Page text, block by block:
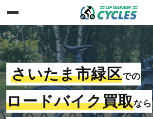
さいたま市緑区での
ロードバイク買取なら